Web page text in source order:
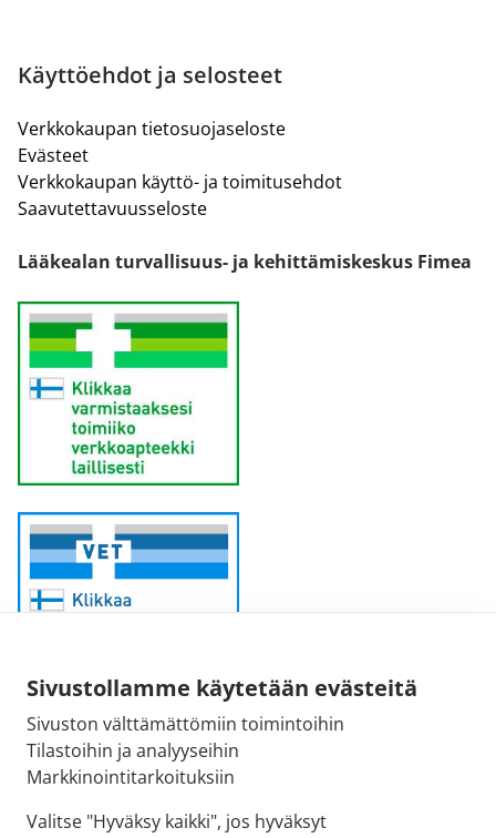
Sivustollamme käytetään evästeitä
Sivuston välttämättömiin toimintoihin
Tilastoihin ja analyyseihin
Markkinointitarkoituksiin
Valitse "Hyväksy kaikki", jos hyväksyt
Käyttöehdot ja selosteet
Verkkokaupan tietosuojaseloste
Evästeet
Verkkokaupan käyttö- ja toimitusehdot
Saavutettavuusseloste
Lääkealan turvallisuus- ja kehittämiskeskus Fimea
Sähköpostiosoite:
kirjaamo@fimea.fi
Fimean vaihde: